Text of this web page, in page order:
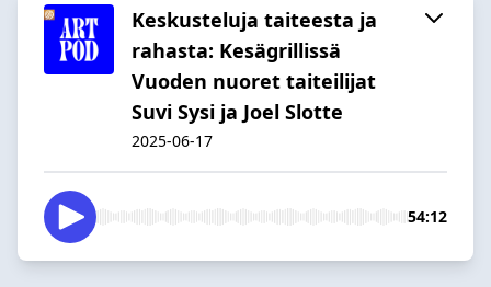
Keskusteluja taiteesta ja
rahasta: Kesägrillissä
Vuoden nuoret taiteilijat
Suvi Sysi ja Joel Slotte
2025-06-17
54:12